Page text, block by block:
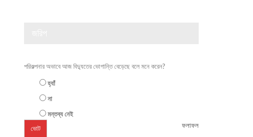
পরিকল্পনার অভাবে আজ বিদ্যুতের ভোগান্তি বেড়েছে বলে মনে করেন?
হ্যাঁ
না
মন্তব্য নেই
ফলাফল